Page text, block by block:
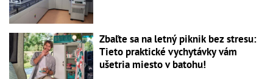
Zbaľte sa na letný piknik bez stresu:
Tieto praktické vychytávky vám
ušetria miesto v batohu!